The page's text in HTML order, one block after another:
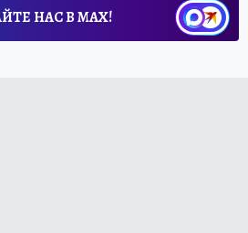
НАС В МАХ!